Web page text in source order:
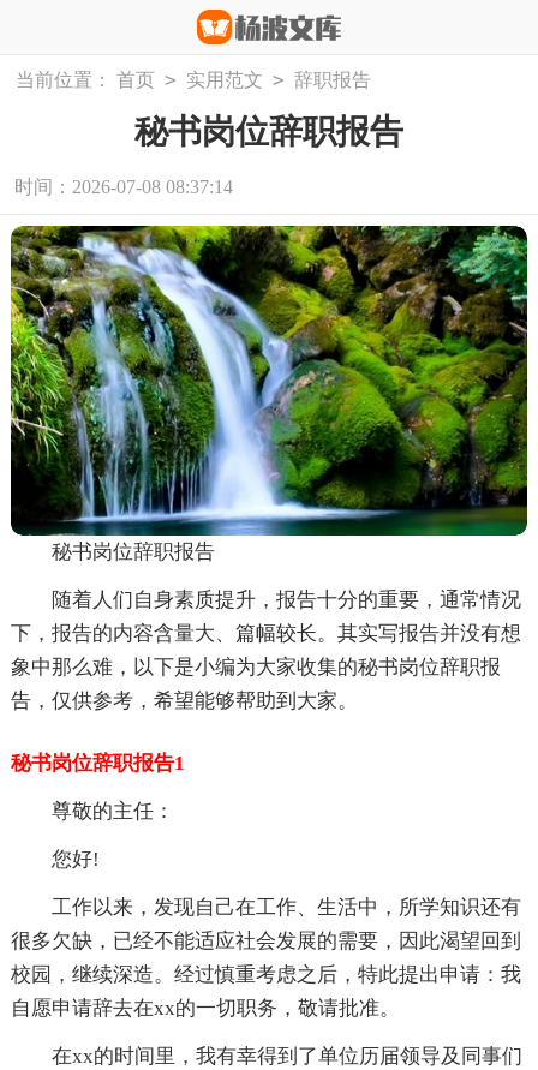
当前位置： 首页 > 实用范文 > 辞职报告
秘书岗位辞职报告
时间：2026-07-08 08:37:14
秘书岗位辞职报告
随着人们自身素质提升，报告十分的重要，通常情况
下，报告的内容含量大、篇幅较长。其实写报告并没有想
象中那么难，以下是小编为大家收集的秘书岗位辞职报
告，仅供参考，希望能够帮助到大家。
秘书岗位辞职报告1
尊敬的主任：
您好!
工作以来，发现自己在工作、生活中，所学知识还有
很多欠缺，已经不能适应社会发展的需要，因此渴望回到
校园，继续深造。经过慎重考虑之后，特此提出申请：我
自愿申请辞去在xx的一切职务，敬请批准。
在xx的时间里，我有幸得到了单位历届领导及同事们